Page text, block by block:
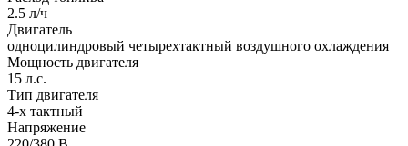
2.5 л/ч
Двигатель
одноцилиндровый четырехтактный воздушного охлаждения
Мощность двигателя
15 л.с.
Тип двигателя
4-х тактный
Напряжение